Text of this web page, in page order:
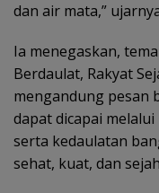
dan air mata,”
Ia menegaskan,
Berdaulat, Rakyat
mengandung pesan
dapat dicapai
serta kedaulatan
sehat, kuat, dan